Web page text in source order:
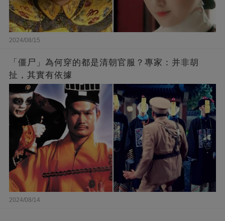
2024/08/15
「僵尸」為何穿的都是清朝官服？專家：并非胡
扯，其實有依據
2024/08/14